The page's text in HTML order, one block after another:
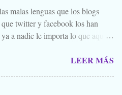
malas lenguas que los blogs
que twitter y facebook los han
a nadie le importa lo que aquí
blogs, sean vivos, muertos, o
LEER MÁS